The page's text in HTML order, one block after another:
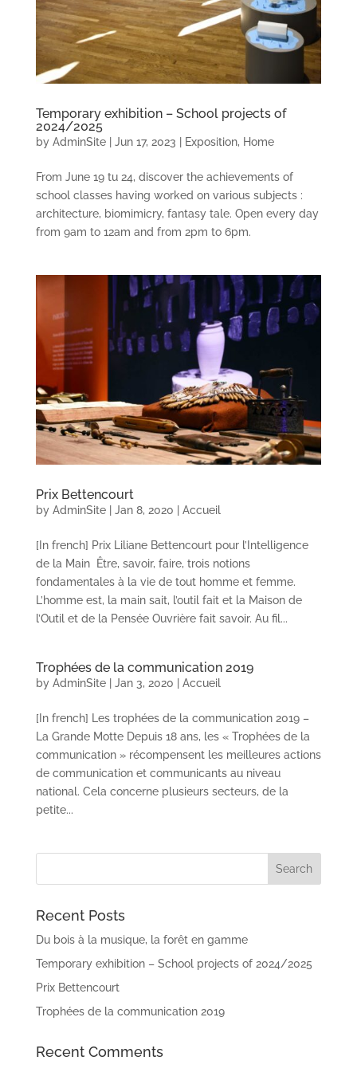
Temporary exhibition – School projects of
2024/2025
by AdminSite| Jun 17, 2023 | Exposition, Home
From June 19 tu 24, discover the achievements of
school classes having worked on various subjects :
architecture, biomimicry, fantasy tale. Open every day
from 9am to 12am and from 2pm to 6pm.
Prix Bettencourt
by AdminSite| Jan 8, 2020 Accueil
[In french] Prix Liliane Bettencourt pour l’Intelligence
de la Main Être, savoir, faire, trois notions
fondamentales à la vie de tout homme et femme.
L’homme est, la main sait, l’outil fait et la Maison de
l’Outil et de la Pensée Ouvrière fait savoir. Au fil...
Trophées de la communication 2019
by AdminSite| Jan 3, 2020 Accueil
[In french] Les trophées de la communication 2019 –
La Grande Motte Depuis 18 ans, les « Trophées de la
communication » récompensent les meilleures actions
de communication et communicants au niveau
national. Cela concerne plusieurs secteurs, de la
petite...
Recent Posts
Du bois à la musique, la forêt en gamme
Temporary exhibition – School projects of 2024/2025
Prix Bettencourt
Trophées de la communication 2019
Recent Comments